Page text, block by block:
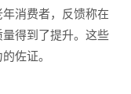
消费者，反馈称在
得到了提升。这些
佐证。